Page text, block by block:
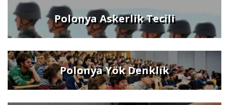
Polonya Askerlik Tecili
Polonya Yök Denklik